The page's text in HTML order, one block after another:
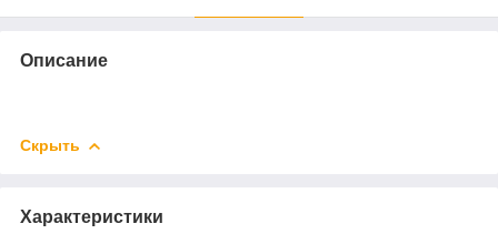
Описание
Скрыть
Характеристики